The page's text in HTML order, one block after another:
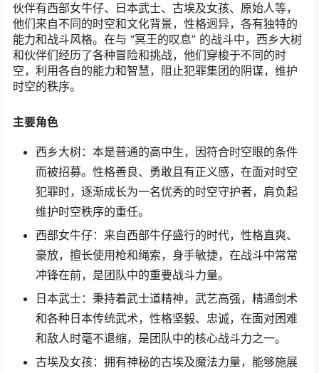
伙伴有西部女牛仔、日本武士、古埃及女孩、原始人等，
他们来自不同的时空和文化背景，性格迥异，各有独特的
能力和战斗风格。在与 “冥王的叹息” 的战斗中，西乡大树
和伙伴们经历了各种冒险和挑战，他们穿梭于不同的时
空，利用各自的能力和智慧，阻止犯罪集团的阴谋，维护
时空的秩序。
主要角色
西乡大树：本是普通的高中生，因符合时空眼的条件
而被招募。性格善良、勇敢且有正义感，在面对时空
犯罪时，逐渐成长为一名优秀的时空守护者，肩负起
维护时空秩序的重任。
西部女牛仔：来自西部牛仔盛行的时代，性格直爽、
豪放，擅长使用枪和绳索，身手敏捷，在战斗中常常
冲锋在前，是团队中的重要战斗力量。
日本武士：秉持着武士道精神，武艺高强，精通剑术
和各种日本传统武术，性格坚毅、忠诚，在面对困难
和敌人时毫不退缩，是团队中的核心战斗力之一。
古埃及女孩：拥有神秘的古埃及魔法力量，能够施展